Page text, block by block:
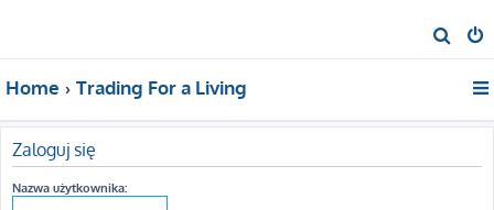
z
j
Home Trading For a Living
Zaloguj się
Nazwa użytkownika: